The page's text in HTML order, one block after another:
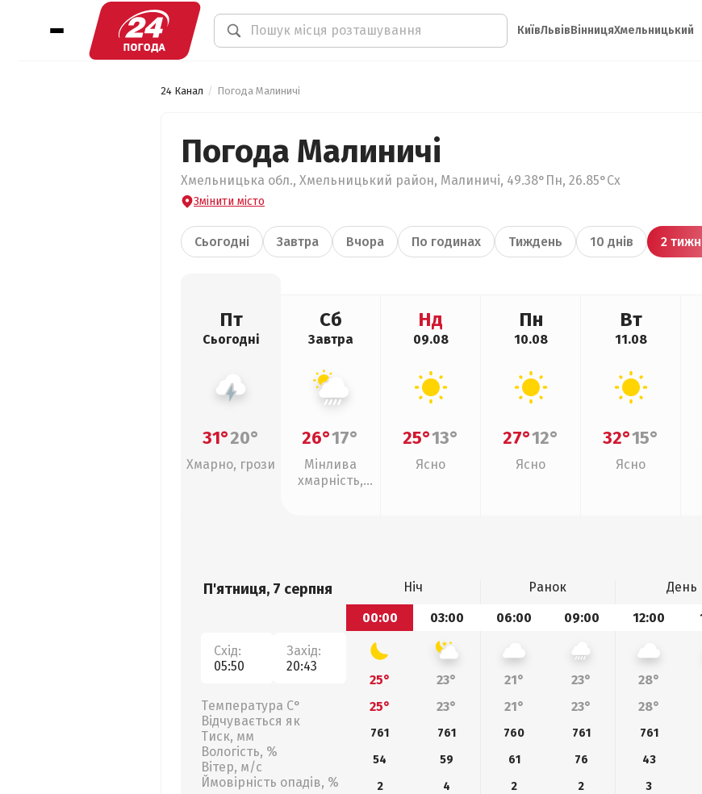
КиївЛьвівВінницяХмельницький
24 Канал Погода Малиничі
Погода Малиничі
Хмельницька обл., Хмельницький район, Малиничі, 49.38°Пн, 26.85°Сх
Змінити місто
Сьогодні Завтра Вчора По годинах Тиждень 10 днів 2
Пт
Сьогодні
31°20°
Хмарно, грози
Сб
Завтра
26°17°
Мінлива
хмарність,
Нд
09.08
25°13°
Ясно
Пн
10.08
27°12°
Ясно
Вт
11.08
32°15°
Ясно
П'ятниця, 7 серпня
Схід:
05:50
Захід:
20:43
Температура С°
Відчувається як
Тиск, мм
Вологість, %
Вітер, м/с
Ймовірність опадів, %
Ніч Ранок День
00:00
03:00 06:00 09:00 12:00
25° 23° 21° 23° 28°
25°
23° 21° 23° 28°
761 761 760 761 761
54
59 61 76 43
2
4 2 2 3